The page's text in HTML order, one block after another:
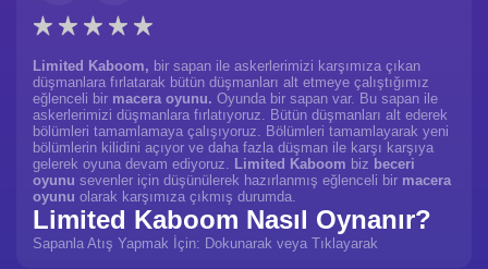
Limited Kaboom, bir sapan ile askerlerimizi karşımıza çıkan
düşmanlara fırlatarak bütün düşmanları alt etmeye çalıştığımız
eğlenceli bir macera oyunu. Oyunda bir sapan var. Bu sapan ile
askerlerimizi düşmanlara fırlatıyoruz. Bütün düşmanları alt ederek
bölümleri tamamlamaya çalışıyoruz. Bölümleri tamamlayarak yeni
bölümlerin kilidini açıyor ve daha fazla düşman ile karşı karşıya
gelerek oyuna devam ediyoruz. Limited Kaboom biz beceri
oyunu sevenler için düşünülerek hazırlanmış eğlenceli bir macera
oyunu olarak karşımıza çıkmış durumda.
Limited Kaboom Nasıl Oynanır?
Sapanla Atış Yapmak İçin: Dokunarak veya Tıklayarak